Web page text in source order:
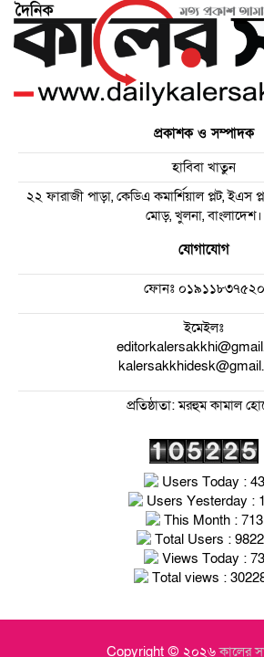
প্রকাশক ও সম্পাদক
হাবিবা খাতুন
২২ ফারাজী পাড়া, কেডিএ কমার্শিয়াল প্লট, ইএস
মোড়, খুলনা, বাংলাদেশ।
যোগাযোগ
ফোনঃ০১৯১১৮৩৭৫২০
ইমেইলঃ
প্রতিষ্ঠাতা: মরহুম কামাল
Users Today : 43
Users Yesterday :
This Month : 713
Total Users :
Views Today : 73
Total views :
Copyright © ২০২৬কালের